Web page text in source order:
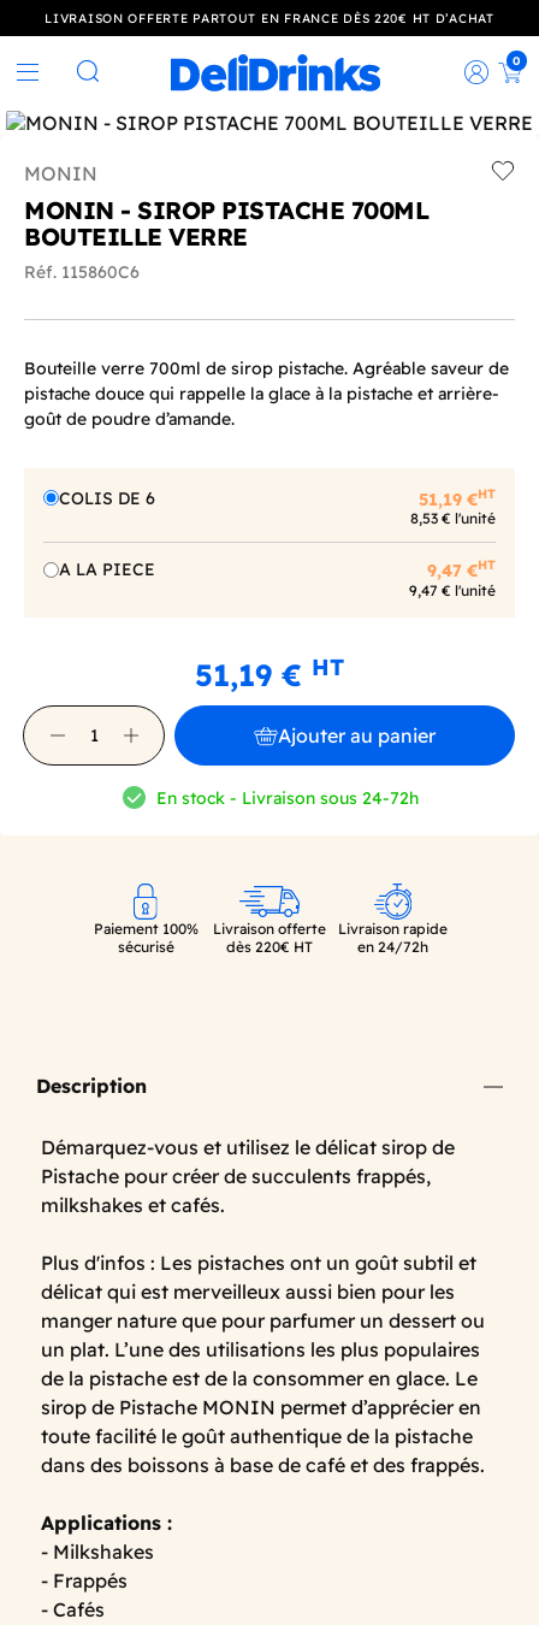
LIVRAISON OFFERTE PARTOUT EN FRANCE DÈS 220€ HT D’ACHAT
Rechercher
0
MONIN
MONIN - SIROP PISTACHE 700ML
BOUTEILLE VERRE
Réf. 115860C6
Bouteille verre 700ml de sirop pistache. Agréable saveur de
pistache douce qui rappelle la glace à la pistache et arrière-
goût de poudre d’amande.
COLIS DE 6 51,19 €HT
8,53 € l'unité
A LA PIECE 9,47 €HT
9,47 € l'unité
51,19 € HT
Ajouter au panier
En stock - Livraison sous 24-72h
Paiement 100%
sécurisé
Livraison offerte
dès 220€ HT
Livraison rapide
en 24/72h
Description
Démarquez-vous et utilisez le délicat sirop de
Pistache pour créer de succulents frappés,
milkshakes et cafés.
Plus d'infos : Les pistaches ont un goût subtil et
délicat qui est merveilleux aussi bien pour les
manger nature que pour parfumer un dessert ou
un plat. L’une des utilisations les plus populaires
de la pistache est de la consommer en glace. Le
sirop de Pistache MONIN permet d’apprécier en
toute facilité le goût authentique de la pistache
dans des boissons à base de café et des frappés.
Applications :
- Milkshakes
- Frappés
- Cafés